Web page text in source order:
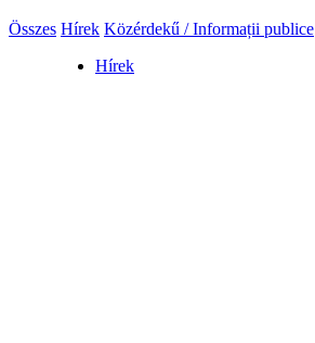
Összes Hírek Közérdekű / Informații publice
Hírek